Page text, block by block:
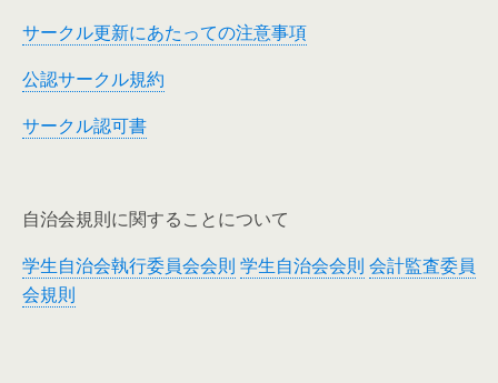
サークル更新にあたっての注意事項
公認サークル規約
サークル認可書
自治会規則に関することについて
学生自治会執行委員会会則 学生自治会会則 会計監査委員
会規則